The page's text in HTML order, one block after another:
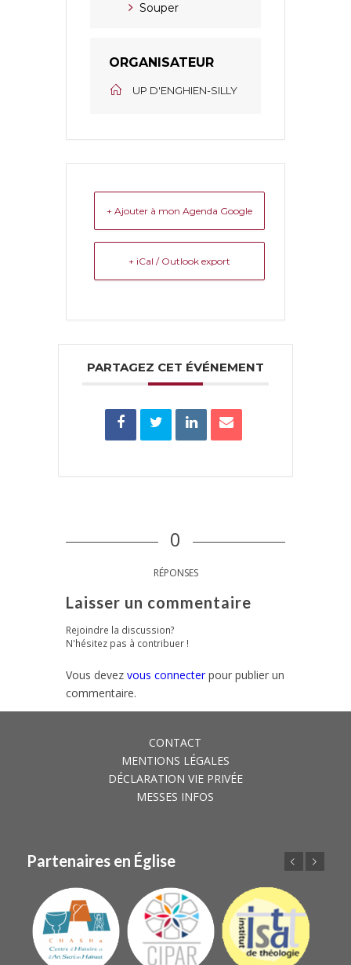
Souper
ORGANISATEUR
UP D'ENGHIEN-SILLY
+ Ajouter à mon Agenda Google
+ iCal / Outlook export
PARTAGEZ CET ÉVÉNEMENT
0
RÉPONSES
Laisser un commentaire
Rejoindre la discussion?
N'hésitez pas à contribuer !
Vous devez vous connecterpour publier un
commentaire.
CONTACT
MENTIONS LÉGALES
DÉCLARATION VIE PRIVÉE
MESSES INFOS
Partenaires en Église